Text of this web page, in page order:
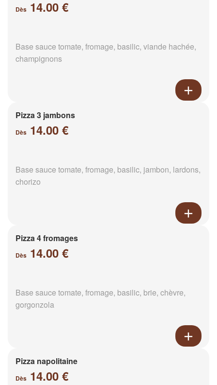
Dès 14.00 €
Base sauce tomate, fromage, basilic, viande hachée,
champignons
Pizza 3 jambons
Dès 14.00 €
Base sauce tomate, fromage, basilic, jambon, lardons,
chorizo
Pizza 4 fromages
Dès 14.00 €
Base sauce tomate, fromage, basilic, brie, chèvre,
gorgonzola
Pizza napolitaine
Dès 14.00 €